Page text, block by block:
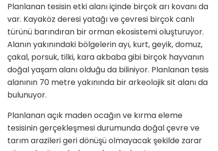
Planlanan tesisin etki alanı içinde birçok arı kovanı da
var. Kayaköz deresi yatağı ve çevresi birçok canlı
türünü barındıran bir orman ekosistemi oluşturuyor.
Alanın yakınındaki bölgelerin ayı, kurt, geyik, domuz,
çakal, porsuk, tilki, kara akbaba gibi birçok hayvanın
doğal yaşam alanı olduğu da biliniyor. Planlanan tesis
alanının 70 metre yakınında bir arkeolojik sit alanı da
bulunuyor.
Planlanan açık maden ocağın ve kırma eleme
tesisinin gerçekleşmesi durumunda doğal çevre ve
tarım arazileri geri dönüşü olmayacak şekilde zarar